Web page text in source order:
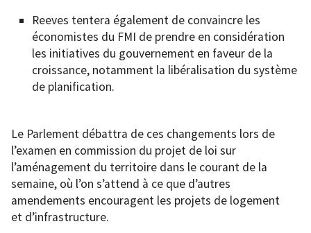
Reeves tentera également de convaincre les
économistes du FMI de prendre en considération
les initiatives du gouvernement en faveur de la
croissance, notamment la libéralisation du système
de planification.
Le Parlement débattra de ces changements lors de
l’examen en commission du projet de loi sur
l’aménagement du territoire dans le courant de la
semaine, où l’on s’attend à ce que d’autres
amendements encouragent les projets de logement
et d’infrastructure.